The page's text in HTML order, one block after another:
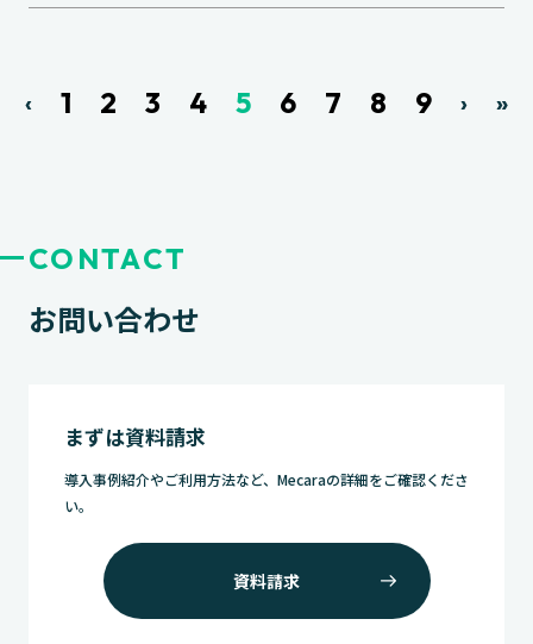
‹ 1 2 3 4 5 6 7 8 9 › »
CONTACT
お問い合わせ
まずは資料請求
導入事例紹介やご利用方法など、Mecaraの詳細をご確認くださ
い。
資料請求